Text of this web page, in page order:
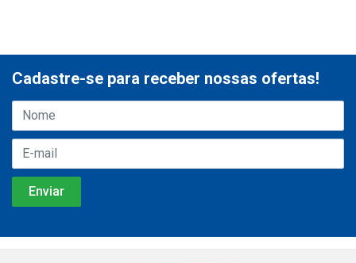
Cadastre-se para receber nossas ofertas!